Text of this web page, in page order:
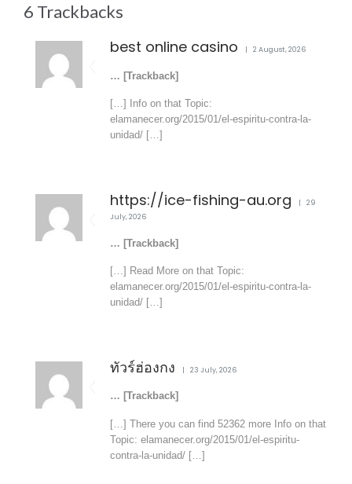
6 Trackbacks
best online casino 2 August, 2026
… [Trackback]
[…] Info on that Topic:
elamanecer.org/2015/01/el-espiritu-contra-la-
unidad/ […]
https://ice-fishing-au.org
29
July, 2026
… [Trackback]
[…] Read More on that Topic:
elamanecer.org/2015/01/el-espiritu-contra-la-
unidad/ […]
ทัวร์ฮ่องกง 23 July, 2026
… [Trackback]
[…] There you can find 52362 more Info on that
Topic: elamanecer.org/2015/01/el-espiritu-
contra-la-unidad/ […]